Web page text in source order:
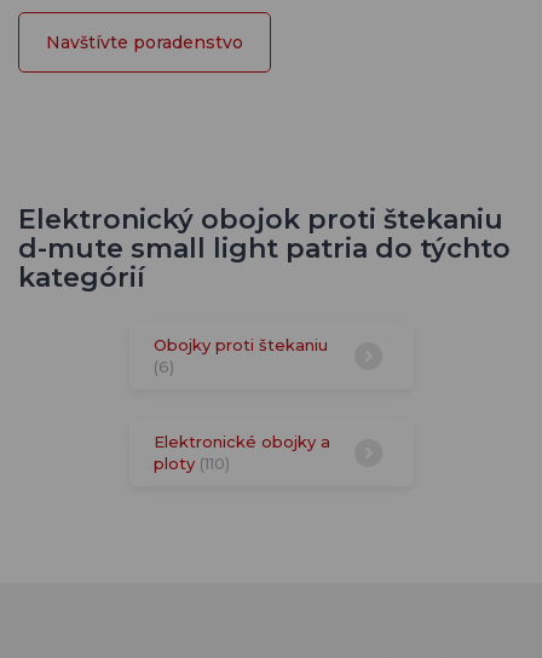
Navštívte poradenstvo
Elektronický obojok proti štekaniu
d-mute small light patria do týchto
kategórií
Obojky proti štekaniu
(6)
Elektronické obojky a
ploty (110)